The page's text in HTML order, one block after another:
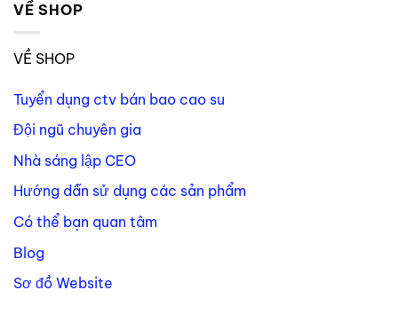
VỀ SHOP
VỀ SHOP
Tuyển dụng ctv bán bao cao su
Đội ngũ chuyên gia
Nhà sáng lập CEO
Hướng dẫn sử dụng các sản phẩm
Có thể bạn quan tâm
Blog
Sơ đồ Website